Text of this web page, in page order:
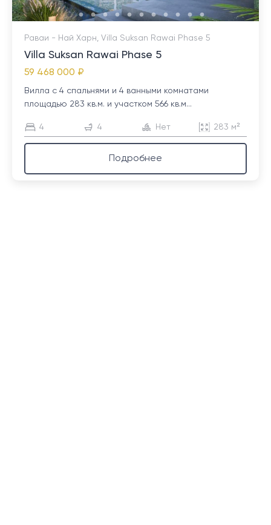
Раваи - Най Харн, Villa Suksan Rawai Phase 5
Villa Suksan Rawai Phase 5
59 468 000 ₽
Вилла с 4 спальнями и 4 ванными комнатами
площадью 283 кв.м. и участком 566 кв.м...
4 4 Нет 283 м²
Подробнее